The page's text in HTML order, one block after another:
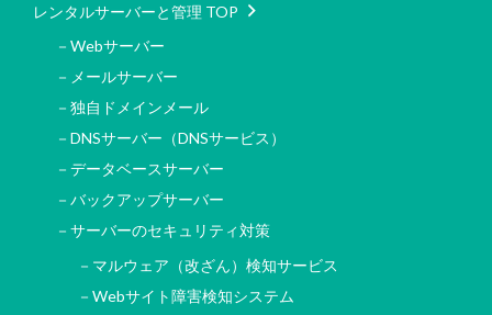
レンタルサーバーと管理 TOP
－Webサーバー
－メールサーバー
－独自ドメインメール
－DNSサーバー（DNSサービス）
－データベースサーバー
－バックアップサーバー
－サーバーのセキュリティ対策
－マルウェア（改ざん）検知サービス
－Webサイト障害検知システム